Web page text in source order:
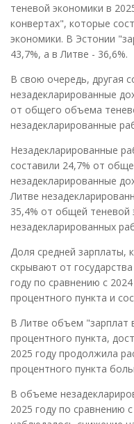
теневой экономики в
конвертах", которые
экономики. В Эстонии
43,7%, а в Литве - 36,6%.
В свою очередь, другая
незадекларированные
от общего объема
незадекларированные
Незадекларированные
составили 24,7% от
незадекларированные
Литве
35,4% от общей теневой
незадекларированных
Доля средней зарплаты,
скрывают от
году по сравнению с
процентного пункта и
В Литве объем "зарплат
процентного пункта,
2025 году продолжила
процентного пункта
В объеме
2025 году по сравнению